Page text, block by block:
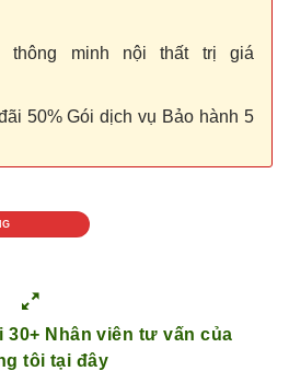
thông minh nội thất trị giá
50% Gói dịch vụ Bảo hành 5
30+ Nhân viên tư vấn của
tôi tại đây